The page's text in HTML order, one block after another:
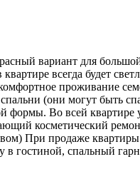
вариант для
всегда будет
проживание
(они могут быть
формы. Во всей квартире
косметический
При продаже
гостиной, спальный